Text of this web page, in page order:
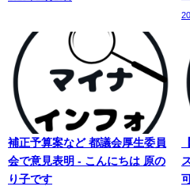
補正予算案など 都議会厚生委員
会で意見表明 - こんにちは 原の
り子です